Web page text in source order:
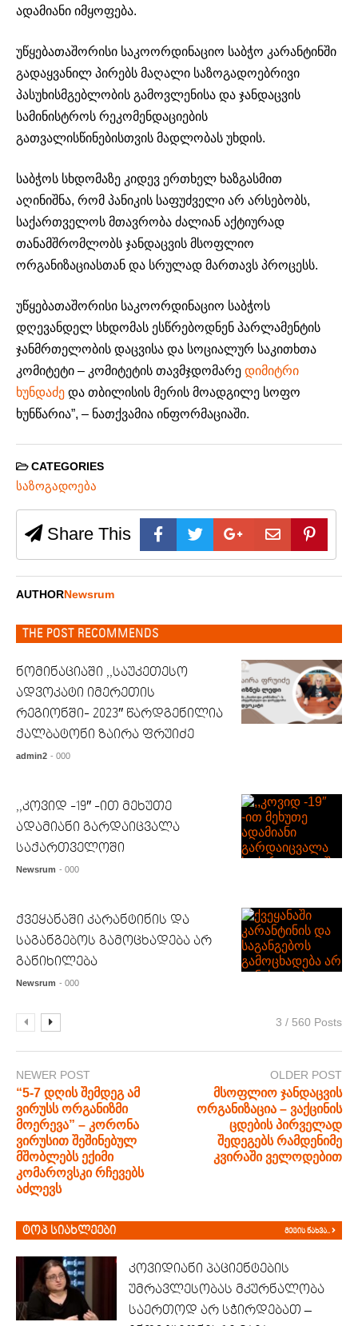
ადამიანი იმყოფება.
უწყებათაშორისი საკოორდინაციო საბჭო კარანტინში
გადაყვანილ პირებს მაღალი საზოგადოებრივი
პასუხისმგებლობის გამოვლენისა და ჯანდაცვის
სამინისტროს რეკომენდაციების
გათვალისწინებისთვის მადლობას უხდის.
საბჭოს სხდომაზე კიდევ ერთხელ ხაზგასმით
აღინიშნა, რომ პანიკის საფუძველი არ არსებობს,
საქართველოს მთავრობა ძალიან აქტიურად
თანამშრომლობს ჯანდაცვის მსოფლიო
ორგანიზაციასთან და სრულად მართავს პროცესს.
უწყებათაშორისი საკოორდინაციო საბჭოს
დღევანდელ სხდომას ესწრებოდნენ პარლამენტის
ჯანმრთელობის დაცვისა და სოციალურ საკითხთა
კომიტეტი – კომიტეტის თავმჯდომარე დიმიტრი
ხუნდაძე და თბილისის მერის მოადგილე სოფო
ხუნწარია”, – ნათქვამია ინფორმაციაში.
CATEGORIES
საზოგადოება
Share This
AUTHORNewsrum
THE POST RECOMMENDS
ნომინაციაში ,,საუკეთესო
ადვოკატი იმერეთის
რეგიონში- 2023″ წარდგენილია
ქალბატონი ზაირა ფრუიძე
admin2 - 000
,,კოვიდ -19″ -ით მეხუთე
ადამიანი გარდაიცვალა
საქართველოში
Newsrum - 000
ქვეყანაში კარანტინის და
საგანგებოს გამოცხადება არ
განიხილება
Newsrum - 000
3 / 560 Posts
NEWER POST
“5-7 დღის შემდეგ ამ
ვირუსს ორგანიზმი
მოერევა” – კორონა
ვირუსით შეშინებულ
მშობლებს ექიმი
კომაროვსკი რჩევებს
აძლევს
OLDER POST
მსოფლიო ჯანდაცვის
ორგანიზაცია – ვაქცინის
ცდების პირველად
შედეგებს რამდენიმე
კვირაში ველოდებით
ტოპ სიახლეები მეტის ნახვა..
კოვიდიანი პაციენტების
უმრავლესობას მკურნალობა
საერთოდ არ სჭირდებათ –